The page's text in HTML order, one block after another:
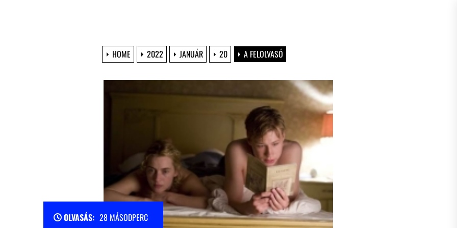
HOME 2022 JANUÁR 20 A FELOLVASÓ
OLVASÁS: 28 MÁSODPERC